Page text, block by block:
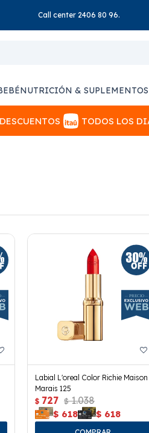
Call center 2406 80 96.
NUTRICIÓN & SUPLEMENTOS
DESCUENTOS TODOS LOS
Labial L'oreal Color Richie Maison
Marais 125
$ 727 $ 1.038
$ 618 $ 618